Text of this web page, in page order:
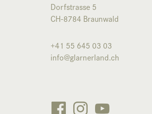
Dorfstrasse 5
CH-8784 Braunwald
+41 55 645 03 03
info@glarnerland.ch
  